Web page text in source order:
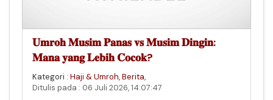
𝐔𝐦𝐫𝐨𝐡 𝐌𝐮𝐬𝐢𝐦 𝐏𝐚𝐧𝐚𝐬 𝐯𝐬 𝐌𝐮𝐬𝐢𝐦 𝐃𝐢𝐧𝐠𝐢𝐧:
𝐌𝐚𝐧𝐚 𝐲𝐚𝐧𝐠 𝐋𝐞𝐛𝐢𝐡 𝐂𝐨𝐜𝐨𝐤?
Kategori : Haji & Umroh,Berita,
Ditulis pada : 06 Juli 2026, 14:07:47